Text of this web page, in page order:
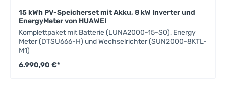
15 kWh PV-Speicherset mit Akku, 8 kW Inverter und
EnergyMeter von HUAWEI
Komplettpaket mit Batterie (LUNA2000-15-S0), Energy
Meter (DTSU666-H) und Wechselrichter (SUN2000-8KTL-
M1)
6.990,90 €*